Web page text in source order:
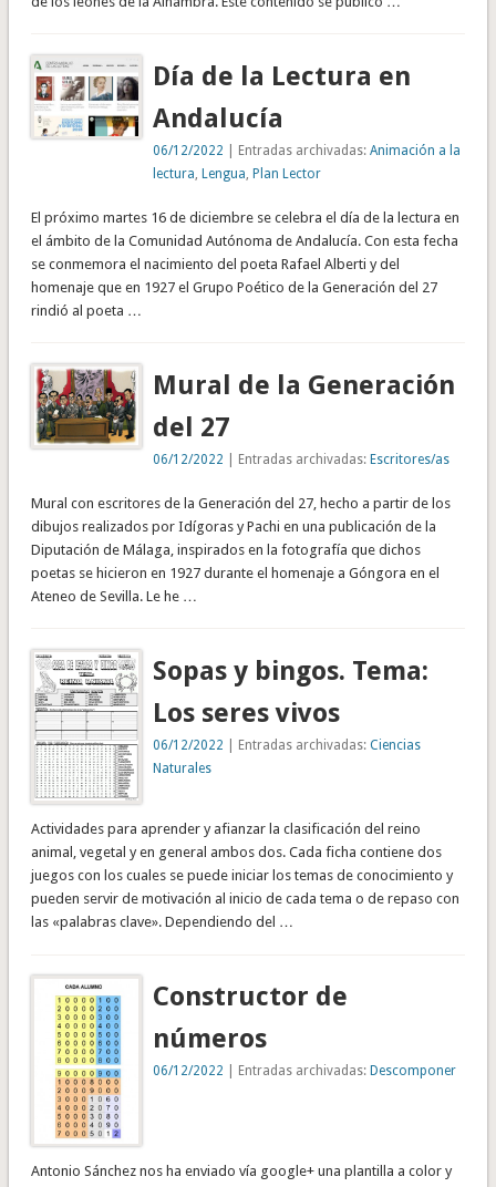
Día de la Lectura en
Andalucía
06/12/2022 | Entradas archivadas:Animación a la
lectura ,Lengua ,Plan Lector
El próximo martes 16 de diciembre se celebra el día de la lectura en
el ámbito de la Comunidad Autónoma de Andalucía. Con esta fecha
se conmemora el nacimiento del poeta Rafael Alberti y del
homenaje que en 1927 el Grupo Poético de la Generación del 27
rindió al poeta …
Mural de la Generación
del 27
06/12/2022 | Entradas archivadas:Escritores/as
Mural con escritores de la Generación del 27, hecho a partir de los
dibujos realizados por Idígoras y Pachi en una publicación de la
Diputación de Málaga, inspirados en la fotografía que dichos
poetas se hicieron en 1927 durante el homenaje a Góngora en el
Ateneo de Sevilla. Le he …
Sopas y bingos. Tema:
Los seres vivos
06/12/2022 | Entradas archivadas:Ciencias
Naturales
Actividades para aprender y afianzar la clasificación del reino
animal, vegetal y en general ambos dos. Cada ficha contiene dos
juegos con los cuales se puede iniciar los temas de conocimiento y
pueden servir de motivación al inicio de cada tema o de repaso con
las «palabras clave». Dependiendo del …
Constructor de
números
06/12/2022 | Entradas archivadas: Descomponer
Antonio Sánchez nos ha enviado vía google+ una plantilla a color y